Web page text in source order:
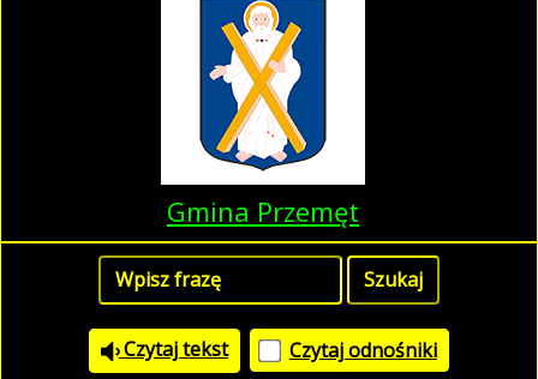
Gmina Przemęt
Czytaj tekst Czytaj odnośniki